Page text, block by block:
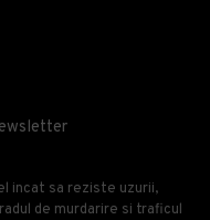
incat sa reziste uzurii,
de murdarire si traficul